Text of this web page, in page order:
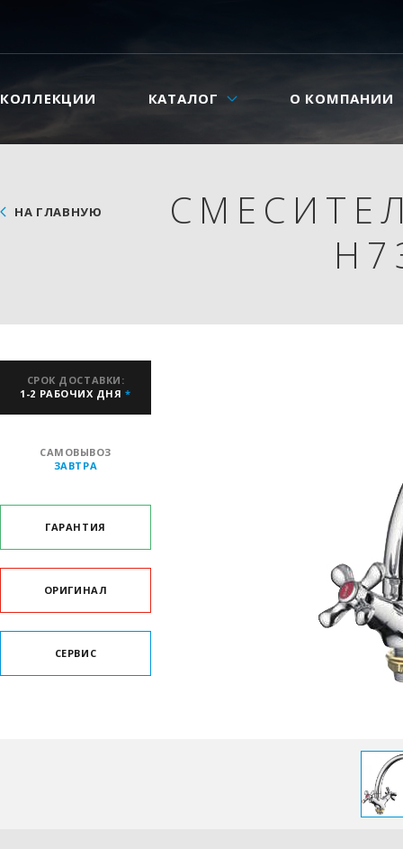
КОЛЛЕКЦИИ КАТАЛОГ О КОМПАНИИ
НА ГЛАВНУЮ
СРОК ДОСТАВКИ:
1-2 РАБОЧИХ ДНЯ*
САМОВЫВОЗ
ЗАВТРА
ГАРАНТИЯ
ОРИГИНАЛ
СЕРВИС